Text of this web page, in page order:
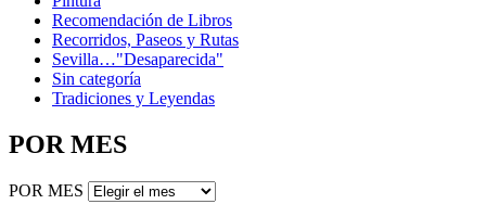
Recomendación de Libros
Recorridos, Paseos y Rutas
Sevilla…"Desaparecida"
Sin categoría
Tradiciones y Leyendas
POR MES
POR MES